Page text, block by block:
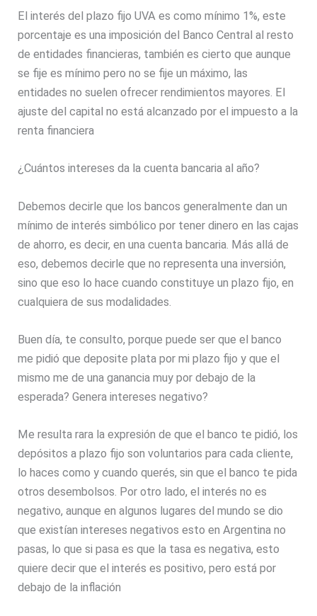
El interés del plazo fijo UVA es como mínimo 1%, este
porcentaje es una imposición del Banco Central al resto
de entidades financieras, también es cierto que aunque
se fije es mínimo pero no se fije un máximo, las
entidades no suelen ofrecer rendimientos mayores. El
ajuste del capital no está alcanzado por el impuesto a la
renta financiera
¿Cuántos intereses da la cuenta bancaria al año?
Debemos decirle que los bancos generalmente dan un
mínimo de interés simbólico por tener dinero en las cajas
de ahorro, es decir, en una cuenta bancaria. Más allá de
eso, debemos decirle que no representa una inversión,
sino que eso lo hace cuando constituye un plazo fijo, en
cualquiera de sus modalidades.
Buen día, te consulto, porque puede ser que el banco
me pidió que deposite plata por mi plazo fijo y que el
mismo me de una ganancia muy por debajo de la
esperada? Genera intereses negativo?
Me resulta rara la expresión de que el banco te pidió, los
depósitos a plazo fijo son voluntarios para cada cliente,
lo haces como y cuando querés, sin que el banco te pida
otros desembolsos. Por otro lado, el interés no es
negativo, aunque en algunos lugares del mundo se dio
que existían intereses negativos esto en Argentina no
pasas, lo que si pasa es que la tasa es negativa, esto
quiere decir que el interés es positivo, pero está por
debajo de la inflación